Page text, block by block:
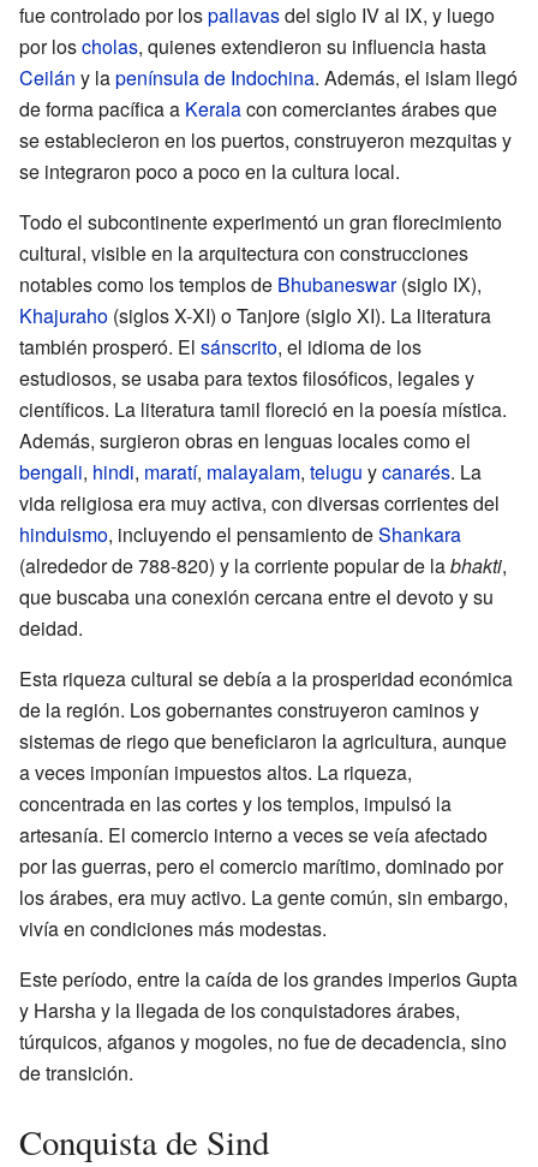
fue controlado por lospallavasdel siglo IV al IX, y luego
por loscholas, quienes extendieron su influencia hasta
Ceilán y lapenínsula de Indochina. Además, el islam llegó
de forma pacífica a Keralacon comerciantes árabes que
se establecieron en los puertos, construyeron mezquitas y
se integraron poco a poco en la cultura local.
Todo el subcontinente experimentó un gran florecimiento
cultural, visible en la arquitectura con construcciones
notables como los templos de Bhubaneswar(siglo IX),
Khajuraho (siglos X-XI) o Tanjore (siglo XI). La literatura
también prosperó. El sánscrito, el idioma de los
estudiosos, se usaba para textos filosóficos, legales y
científicos. La literatura tamil floreció en la poesía mística.
Además, surgieron obras en lenguas locales como el
bengali, hindi, maratí, malayalam, telugu ycanarés. La
vida religiosa era muy activa, con diversas corrientes del
hinduismo, incluyendo el pensamiento deShankara
(alrededor de 788-820) y la corriente popular de labhakti,
que buscaba una conexión cercana entre el devoto y su
deidad.
Esta riqueza cultural se debía a la prosperidad económica
de la región. Los gobernantes construyeron caminos y
sistemas de riego que beneficiaron la agricultura, aunque
a veces imponían impuestos altos. La riqueza,
concentrada en las cortes y los templos, impulsó la
artesanía. El comercio interno a veces se veía afectado
por las guerras, pero el comercio marítimo, dominado por
los árabes, era muy activo. La gente común, sin embargo,
vivía en condiciones más modestas.
Este período, entre la caída de los grandes imperios Gupta
y Harsha y la llegada de los conquistadores árabes,
túrquicos, afganos y mogoles, no fue de decadencia, sino
de transición.
Conquista de Sind